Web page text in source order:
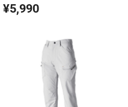
ィースカーゴパンツ 46141
¥5,990